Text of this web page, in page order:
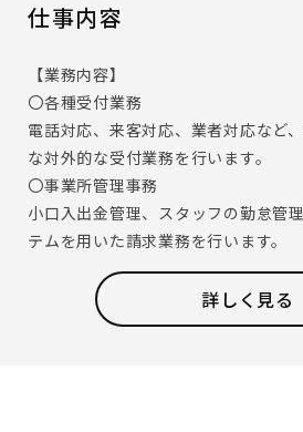
仕事内容
【業務内容】
〇各種受付業務
電話対応、来客対応、業者対応など
な対外的な受付業務を行います。
〇事業所管理事務
小口入出金管理、スタッフの勤怠管
テムを用いた請求業務を行います。
そのほか、事業所の管理職であるホ
補佐し資料作成のお手伝いなども行い
〇その他雑務
詳しく見る